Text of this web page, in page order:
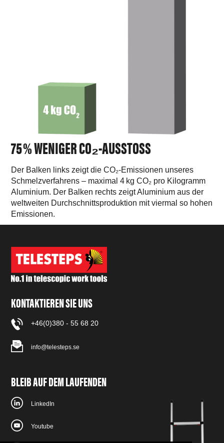
75 % WENIGER CO₂-AUSSTOSS
Der Balken links zeigt die CO₂-Emissionen unseres
Schmelzverfahrens – maximal 4 kg CO₂ pro Kilogramm
Aluminium. Der Balken rechts zeigt Aluminium aus der
weltweiten Durchschnittsproduktion mit viermal so hohen
Emissionen.
KONTAKTIEREN SIE UNS
+46(0)380 - 55 68 20
info@telesteps.se
BLEIB AUF DEM LAUFENDEN
LinkedIn
Youtube